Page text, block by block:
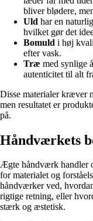
bliver blødere,
Uld har en
hvilket gør det
Bomuld i høj
efter vask.
Træ med synlige
autenticitet til alt
Disse materialer kræver
men resultatet er
på.
Håndværkets
Ægte håndværk handler
for materialet og
håndværker ved,
rigtige retning, eller
stærk og æstetisk.